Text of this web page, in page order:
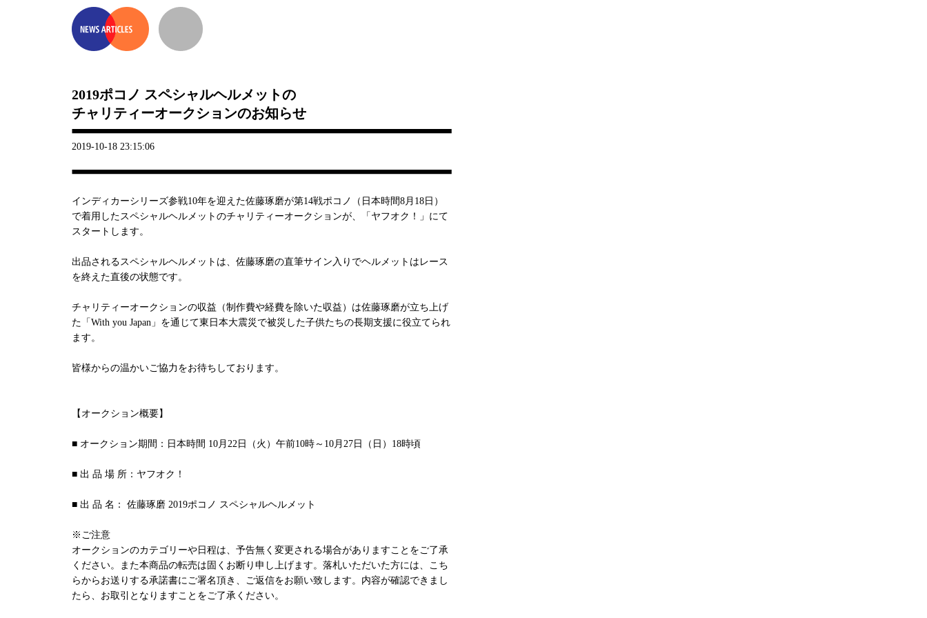
2019ポコノ スペシャルヘルメットの
チャリティーオークションのお知らせ
2019-10-18 23:15:06
インディカーシリーズ参戦10年を迎えた佐藤琢磨が第14戦ポコノ（日本時間8月18日）
で着用したスペシャルヘルメットのチャリティーオークションが、「ヤフオク！」にて
スタートします。
出品されるスペシャルヘルメットは、佐藤琢磨の直筆サイン入りでヘルメットはレース
を終えた直後の状態です。
チャリティーオークションの収益（制作費や経費を除いた収益）は佐藤琢磨が立ち上げ
た「With you Japan」を通じて東日本大震災で被災した子供たちの長期支援に役立てられ
ます。
皆様からの温かいご協力をお待ちしております。
【オークション概要】
■ オークション期間：日本時間 10月22日（火）午前10時～10月27日（日）18時頃
■ 出 品 場 所：ヤフオク！
■ 出 品 名： 佐藤琢磨 2019ポコノ スペシャルヘルメット
※ご注意
オークションのカテゴリーや日程は、予告無く変更される場合がありますことをご了承
ください。また本商品の転売は固くお断り申し上げます。落札いただいた方には、こち
らからお送りする承諾書にご署名頂き、ご返信をお願い致します。内容が確認できまし
たら、お取引となりますことをご了承ください。